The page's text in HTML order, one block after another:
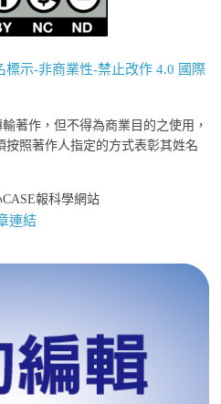
標示-非商業性-禁止改作 4.0 國際
著作，但不得為商業目的之使用，
照著作人指定的方式表彰其姓名
報科學網站
連結